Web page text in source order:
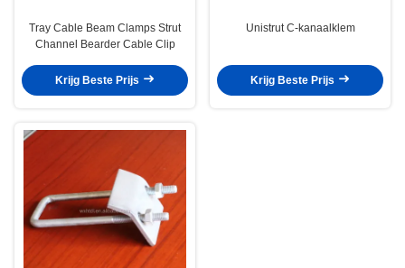
Tray Cable Beam Clamps Strut
Channel Bearder Cable Clip
Krijg Beste Prijs
Unistrut C-kanaalklem
Krijg Beste Prijs